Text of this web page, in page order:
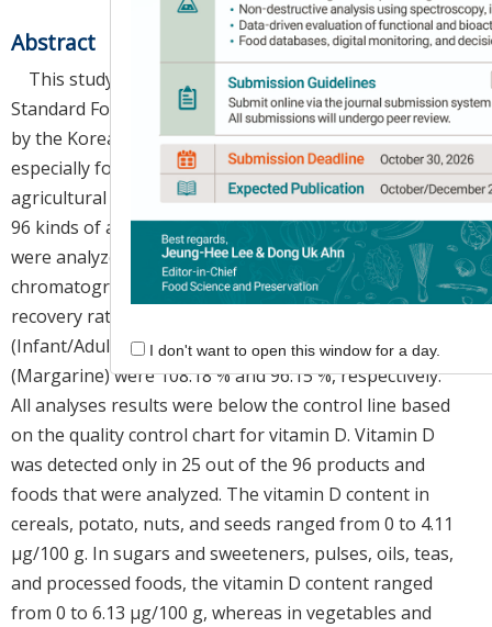
Abstract
This study was performed to update the National
Standard Food Composition Table (NSFCT), published
by the Korean Rural Development Administration,
especially focusing on vitamin D content in Korean
agricultural products and processed foods. A total of
96 kinds of agricultural products and processed foods
were analyzed for vitamin D content by using liquid
chromatography–mass spectrometry (LC-MS/MS). The
recovery rates of the standard materials SRM 1849a
(Infant/Adult Nutritional formula) and BCR-122
(Margarine) were 108.18 % and 96.15 %, respectively.
All analyses results were below the control line based
on the quality control chart for vitamin D. Vitamin D
was detected only in 25 out of the 96 products and
foods that were analyzed. The vitamin D content in
cereals, potato, nuts, and seeds ranged from 0 to 4.11
μg/100 g. In sugars and sweeteners, pulses, oils, teas,
and processed foods, the vitamin D content ranged
from 0 to 6.13 μg/100 g, whereas in vegetables and
I don't want to open this window for a day.